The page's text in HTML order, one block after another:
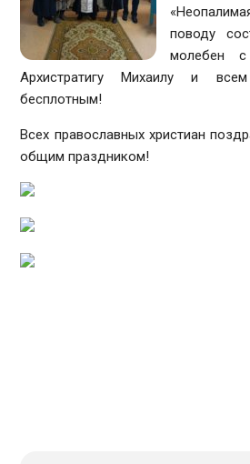
поводу
молебен с
Архистратигу Михаилу и
бесплотным!
Всех православных христиан
общим праздником!